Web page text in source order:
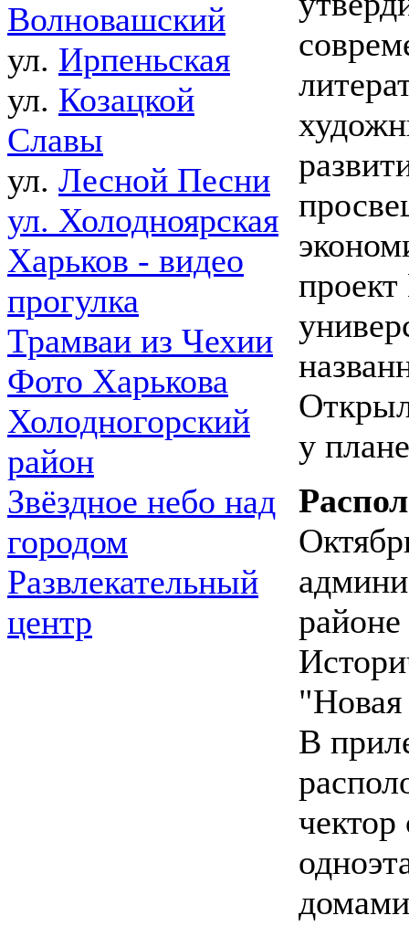
Волновашский
ул. Ирпеньская
ул. Козацкой
Славы
ул. Лесной Песни
ул. Холодноярская
Харьков - видео
прогулка
Трамваи из Чехии
Фото Харькова
Холодногорский
район
Звёздное небо над
городом
Развлекательный
центр
у
районе
В